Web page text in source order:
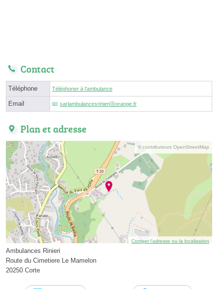
Contact
Téléphone Téléphoner à l'ambulance
Email sarlambulancesrinieriⓐorange.fr
Plan et adresse
© contributeurs OpenStreetMap
Corriger l’adresse ou la localisation
Ambulances Rinieri
Route du Cimetiere Le Mamelon
20250 Corte